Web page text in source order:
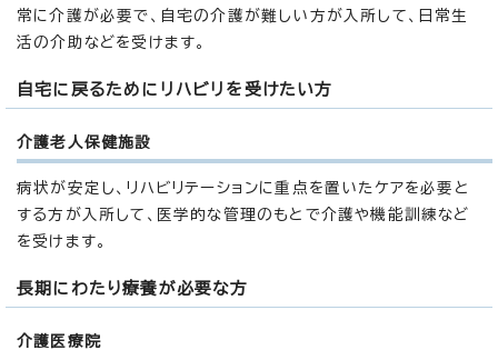
常に介護が必要で、自宅の介護が難しい方が入所して、日常生
活の介助などを受けます。
自宅に戻るためにリハビリを受けたい方
介護老人保健施設
病状が安定し、リハビリテーションに重点を置いたケアを必要と
する方が入所して、医学的な管理のもとで介護や機能訓練など
を受けます。
長期にわたり療養が必要な方
介護医療院